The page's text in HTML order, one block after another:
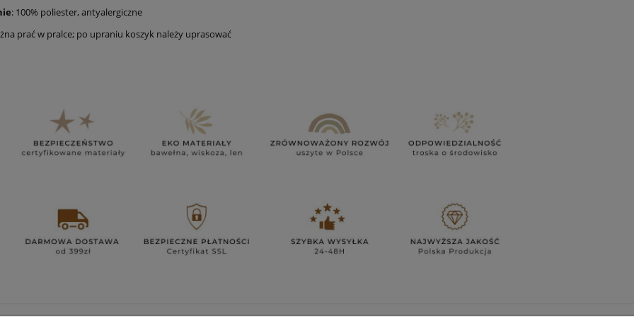
: 100% poliester, antyalergiczne
prać w pralce; po upraniu koszyk należy uprasować